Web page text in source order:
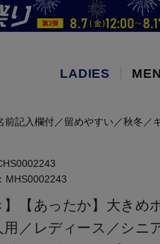
LADIES MEN
記入欄付／留めやすい／秋冬
MHS0002243
】【あったか】大き
用／レディース／シニ